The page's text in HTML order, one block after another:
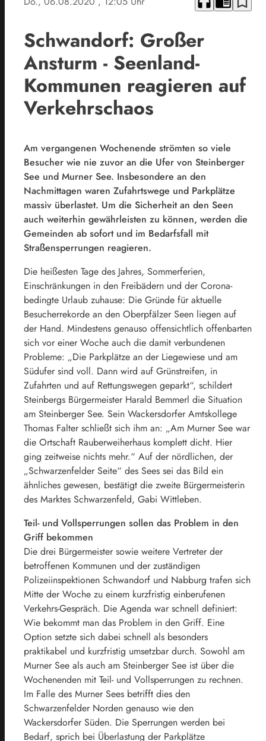
Schwandorf: Großer
Ansturm - Seenland-
Kommunen reagieren auf
Verkehrschaos
Am vergangenen Wochenende strömten so viele
Besucher wie nie zuvor an die Ufer von Steinberger
See und Murner See. Insbesondere an den
Nachmittagen waren Zufahrtswege und Parkplätze
massiv überlastet. Um die Sicherheit an den Seen
auch weiterhin gewährleisten zu können, werden die
Gemeinden ab sofort und im Bedarfsfall mit
Straßensperrungen reagieren.
Die heißesten Tage des Jahres, Sommerferien,
Einschränkungen in den Freibädern und der Corona-
bedingte Urlaub zuhause: Die Gründe für aktuelle
Besucherrekorde an den Oberpfälzer Seen liegen auf
der Hand. Mindestens genauso offensichtlich offenbarten
sich vor einer Woche auch die damit verbundenen
Probleme: „Die Parkplätze an der Liegewiese und am
Südufer sind voll. Dann wird auf Grünstreifen, in
Zufahrten und auf Rettungswegen geparkt“, schildert
Steinbergs Bürgermeister Harald Bemmerl die Situation
am Steinberger See. Sein Wackersdorfer Amtskollege
Thomas Falter schließt sich ihm an: „Am Murner See war
die Ortschaft Rauberweiherhaus komplett dicht. Hier
ging zeitweise nichts mehr.“ Auf der nördlichen, der
„Schwarzenfelder Seite“ des Sees sei das Bild ein
ähnliches gewesen, bestätigt die zweite Bürgermeisterin
des Marktes Schwarzenfeld, Gabi Wittleben.
Teil- und Vollsperrungen sollen das Problem in den
Griff bekommen
Die drei Bürgermeister sowie weitere Vertreter der
betroffenen Kommunen und der zuständigen
Polizeiinspektionen Schwandorf und Nabburg trafen sich
Mitte der Woche zu einem kurzfristig einberufenen
Verkehrs-Gespräch. Die Agenda war schnell definiert:
Wie bekommt man das Problem in den Griff. Eine
Option setzte sich dabei schnell als besonders
praktikabel und kurzfristig umsetzbar durch. Sowohl am
Murner See als auch am Steinberger See ist über die
Wochenenden mit Teil- und Vollsperrungen zu rechnen.
Im Falle des Murner Sees betrifft dies den
Schwarzenfelder Norden genauso wie den
Wackersdorfer Süden. Die Sperrungen werden bei
Bedarf, sprich bei Überlastung der Parkplätze